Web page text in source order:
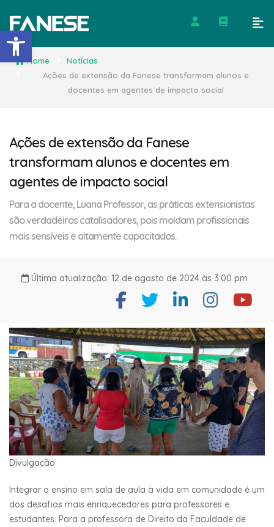
Barra de Ferramentas
Home
Notícias
Ações de extensão da Fanese transformam alunos e
docentes em agentes de impacto social
Ações de extensão da Fanese
transformam alunos e docentes em
agentes de impacto social
Para a docente, Luana Professor, as práticas extensionistas
são verdadeiros catalisadores, pois moldam profissionais
mais sensíveis e altamente capacitados.
Última atualização: 12 de agosto de 2024 às 3:00 pm
Divulgação
Integrar o ensino em sala de aula à vida em comunidade é um
dos desafios mais enriquecedores para professores e
estudantes. Para a professora de Direito da Faculdade de